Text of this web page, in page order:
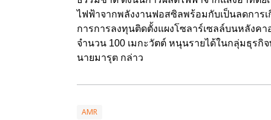
ไฟฟ้าจากพลังงานฟอสซิลพร้อมกับเป็นลดการเ
การการลงทุนติดตั้งแผงโซลาร์เซลล์บนหลังค
จำนวน 100 เมกะวัตต์ หนุนรายได้ในกลุ่มธุรกิ
นายมารุต กล่าว
AMR